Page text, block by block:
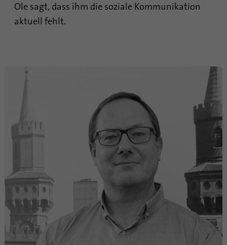
Ole sagt, dass ihm die soziale Kommunikation
aktuell fehlt.